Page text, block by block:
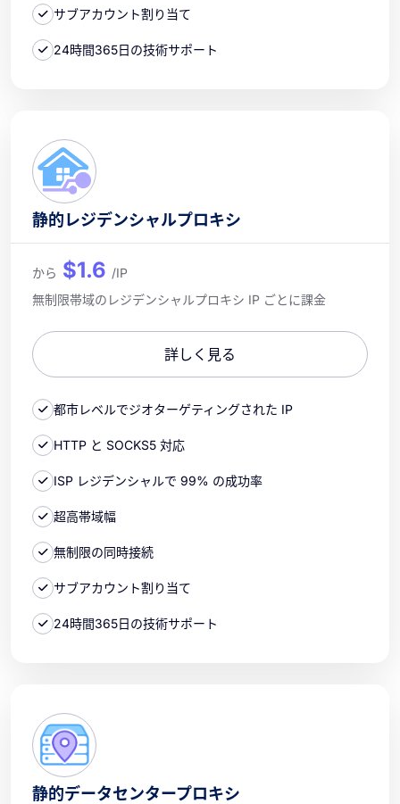
サブアカウント割り当て
24時間365日の技術サポート
静的レジデンシャルプロキシ
から $1.6 /IP
無制限帯域のレジデンシャルプロキシ IP ごとに課金
詳しく見る
都市レベルでジオターゲティングされた IP
HTTP と SOCKS5 対応
ISP レジデンシャルで 99% の成功率
超高帯域幅
無制限の同時接続
サブアカウント割り当て
24時間365日の技術サポート
静的データセンタープロキシ